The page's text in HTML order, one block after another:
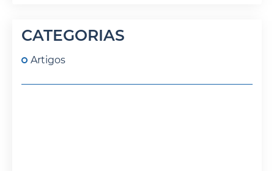
CATEGORIAS
Artigos